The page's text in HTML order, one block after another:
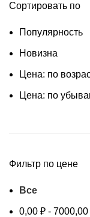
Сортировать по
Популярность
Новизна
Цена: по
Цена: по
Фильтр по цене
Все
0,00 ₽ - 7000,00